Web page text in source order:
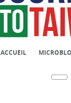
ACCUEIL